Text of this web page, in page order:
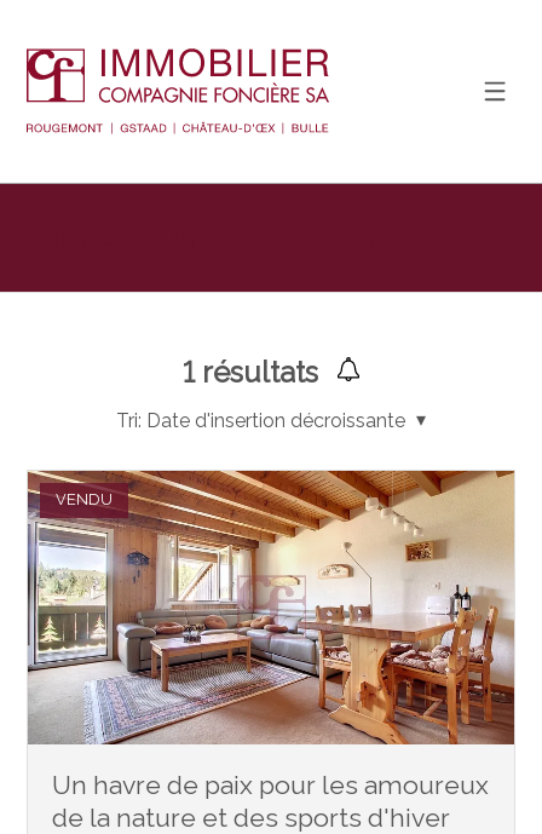
1résultats
Tri: Date d'insertion décroissante
VENDU
Un havre de paix pour les amoureux
de la nature et des sports d'hiver